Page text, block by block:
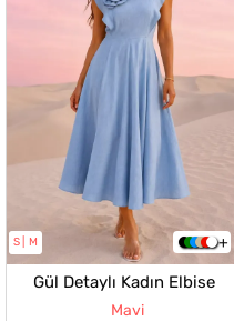
S M
Gül Detaylı Kadın Elbise
Mavi